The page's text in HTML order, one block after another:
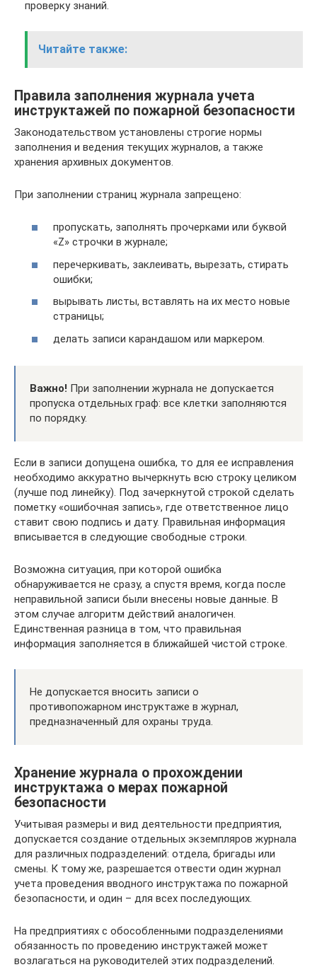
проверку знаний.
Читайте также:
Правила заполнения журнала учета
инструктажей по пожарной безопасности
Законодательством установлены строгие нормы
заполнения и ведения текущих журналов, а также
хранения архивных документов.
При заполнении страниц журнала запрещено:
пропускать, заполнять прочерками или буквой
«Z» строчки в журнале;
перечеркивать, заклеивать, вырезать, стирать
ошибки;
вырывать листы, вставлять на их место новые
страницы;
делать записи карандашом или маркером.
Важно! При заполнении журнала не допускается
пропуска отдельных граф: все клетки заполняются
по порядку.
Если в записи допущена ошибка, то для ее исправления
необходимо аккуратно вычеркнуть всю строку целиком
(лучше под линейку). Под зачеркнутой строкой сделать
пометку «ошибочная запись», где ответственное лицо
ставит свою подпись и дату. Правильная информация
вписывается в следующие свободные строки.
Возможна ситуация, при которой ошибка
обнаруживается не сразу, а спустя время, когда после
неправильной записи были внесены новые данные. В
этом случае алгоритм действий аналогичен.
Единственная разница в том, что правильная
информация заполняется в ближайшей чистой строке.
Не допускается вносить записи о
противопожарном инструктаже в журнал,
предназначенный для охраны труда.
Хранение журнала о прохождении
инструктажа о мерах пожарной
безопасности
Учитывая размеры и вид деятельности предприятия,
допускается создание отдельных экземпляров журнала
для различных подразделений: отдела, бригады или
смены. К тому же, разрешается отвести один журнал
учета проведения вводного инструктажа по пожарной
безопасности, и один – для всех последующих.
На предприятиях с обособленными подразделениями
обязанность по проведению инструктажей может
возлагаться на руководителей этих подразделений.